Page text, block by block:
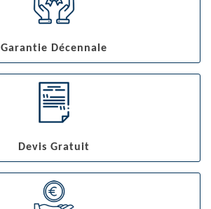
Garantie Décennale
Devis Gratuit